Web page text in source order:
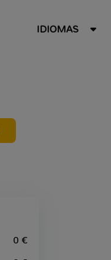
IDIOMAS
0 €